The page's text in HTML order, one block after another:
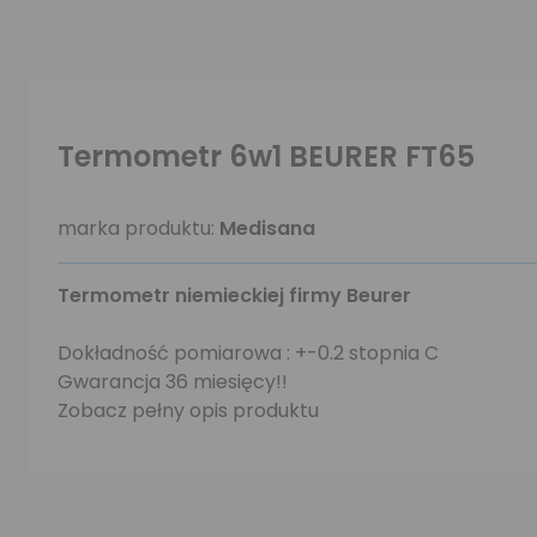
Termometr 6w1 BEURER FT65
marka produktu: Medisana
Termometr niemieckiej firmy Beurer
Dokładność pomiarowa : +-0.2 stopnia C
Gwarancja 36 miesięcy!!
Zobacz pełny opis produktu